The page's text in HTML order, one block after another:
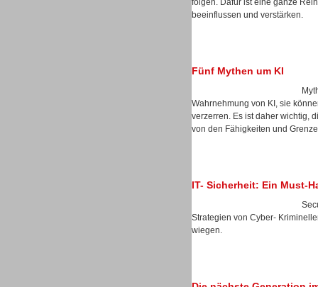
folgen. Dafür ist eine ganze
beeinflussen und verstärken.
Fünf Mythen um KI
Wahrnehmung von KI, sie
verzerren. Es ist daher wichtig,
von den Fähigkeiten und
IT- Sicherheit: Ein Must-
Strategien von Cyber-
wiegen.